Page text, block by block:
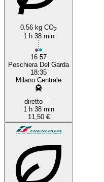
0.56 kg CO2
1 h 38 min
16:57
Peschiera Del Garda
18:35
Milano Centrale
diretto
1 h 38 min
11,50 €